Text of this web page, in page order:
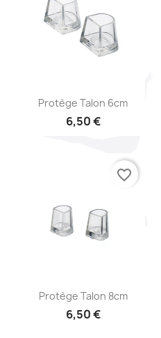
Aperçu rapide
Protège Talon 6cm
6,50 €
Aperçu rapide
Protège Talon 8cm
6,50 €
favorite_border